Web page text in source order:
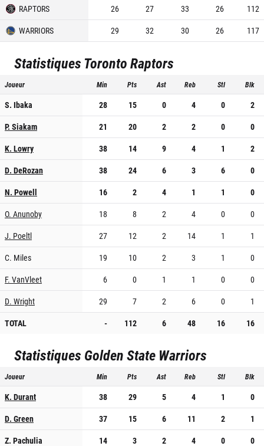
RAPTORS 26 27 33 26
112
WARRIORS
29 32 30 26 117
Statistiques Toronto Raptors
Joueur Min Pts Ast Reb Stl Blk
S. Ibaka 28 15 0 4 0
2
P. Siakam
21 20 2 2 0
0
K. Lowry
38 14 9 4 1
2
D. DeRozan
38 24 6 3 6
0
N. Powell
16 2 4 1 1
0
O. Anunoby
18 8 2 4 0
0
J. Poeltl
27 12 2 14 1
1
C. Miles
19 10 2 3 1
0
F. VanVleet
6 0 1 1 0
0
D. Wright
29 7 2 6 0
1
TOTAL
- 112 6 48 16 16
Statistiques Golden State Warriors
Joueur Min Pts Ast Reb Stl Blk
K. Durant 38 29 5 4 1
0
D. Green
37 15 6 11 2
1
Z. Pachulia
14 3 2 4 0
0